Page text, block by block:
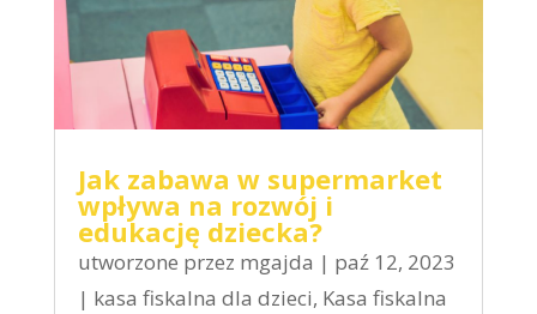
Jak zabawa w supermarket
wpływa na rozwój i
edukację dziecka?
utworzone przez mgajda | paź 12, 2023
| kasa fiskalna dla dzieci, Kasa fiskalna